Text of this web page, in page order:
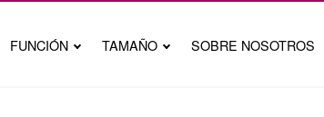
FUNCIÓN TAMAÑO SOBRE NOSOTROS